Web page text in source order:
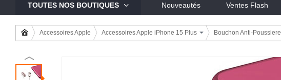
TOUTES NOS BOUTIQUES Nouveautés Ventes Flash
Accessoires Apple Accessoires Apple iPhone 15 Plus Bouchon Anti-Poussiere